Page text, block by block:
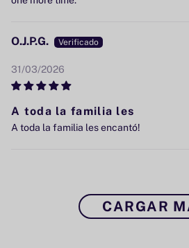
31/03/2026
O.J.P.G.
A toda la familia les
A toda la familia les encantó!
CARGAR